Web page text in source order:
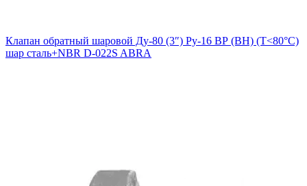
Клапан обратный шаровой Ду-80 (3″) Ру-16 ВР (ВН) (Т<80°С)
шар сталь+NBR D-022S ABRA